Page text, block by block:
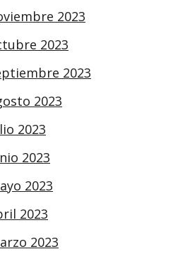
2023
2023
2023
2023
2023
2023
2023
2023
2023